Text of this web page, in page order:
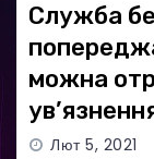
Служба
можна
Лют 5, 2021